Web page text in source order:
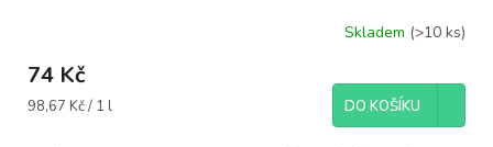
Skladem (>10 ks)
74 Kč
Měrná
98,67 Kč / 1 l DO KOŠÍKU